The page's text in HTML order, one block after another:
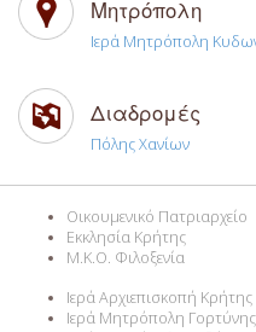
Μητρόπολη
Ιερά Μητρόπολη
Διαδρομές
Πόλης Χανίων
Οικουμενικό Πατριαρχείο
Εκκλησία Κρήτης
M.K.O. Φιλοξενία
Ιερά Αρχιεπισκοπή Κρήτης
Ιερά Μητρόπολη